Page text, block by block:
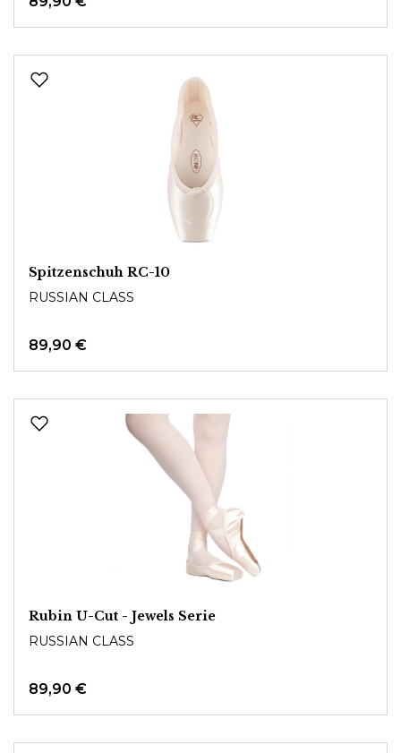
Spitzenschuh RC-10
RUSSIAN CLASS
89,90 €
Rubin U-Cut - Jewels Serie
RUSSIAN CLASS
89,90 €